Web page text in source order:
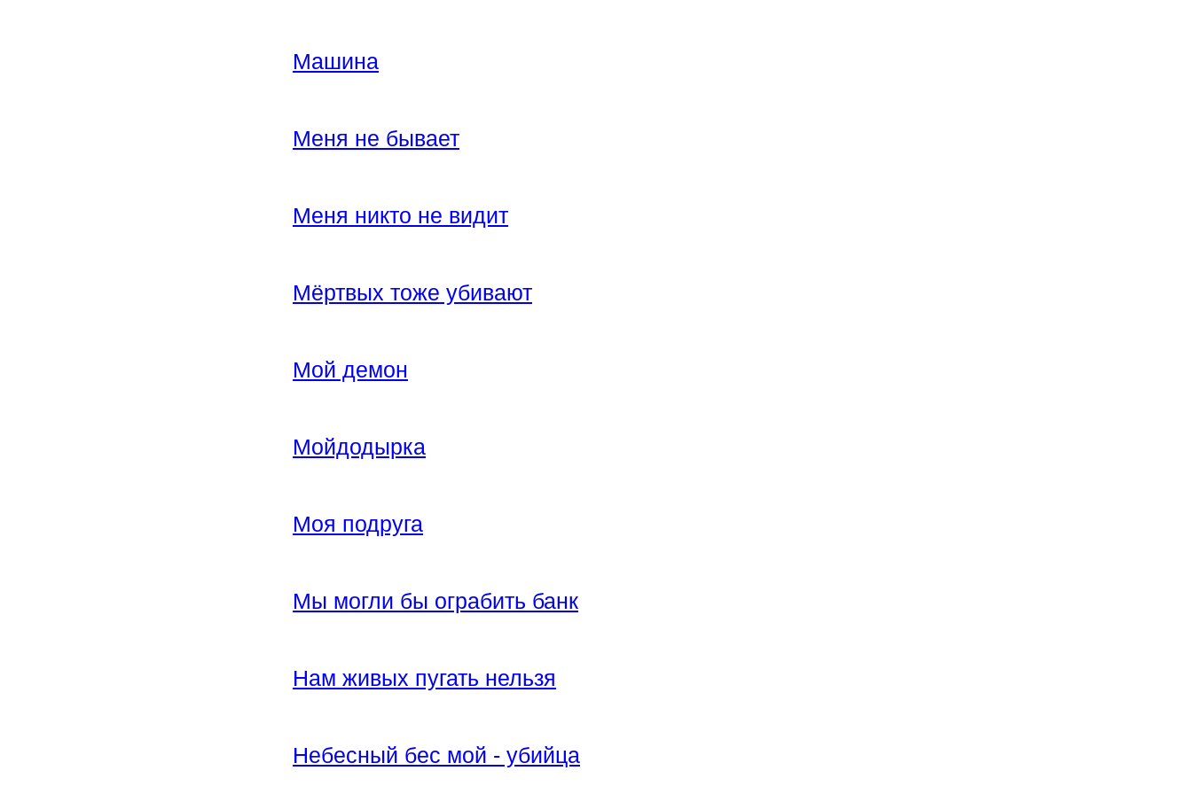
Машина
Меня не бывает
Меня никто не видит
Мёртвых тоже убивают
Мой демон
Мойдодырка
Моя подруга
Мы могли бы ограбить банк
Нам живых пугать нельзя
Небесный бес мой - убийца